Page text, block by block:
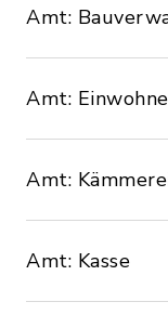
Amt:
Amt:
Amt:
Amt: Kasse